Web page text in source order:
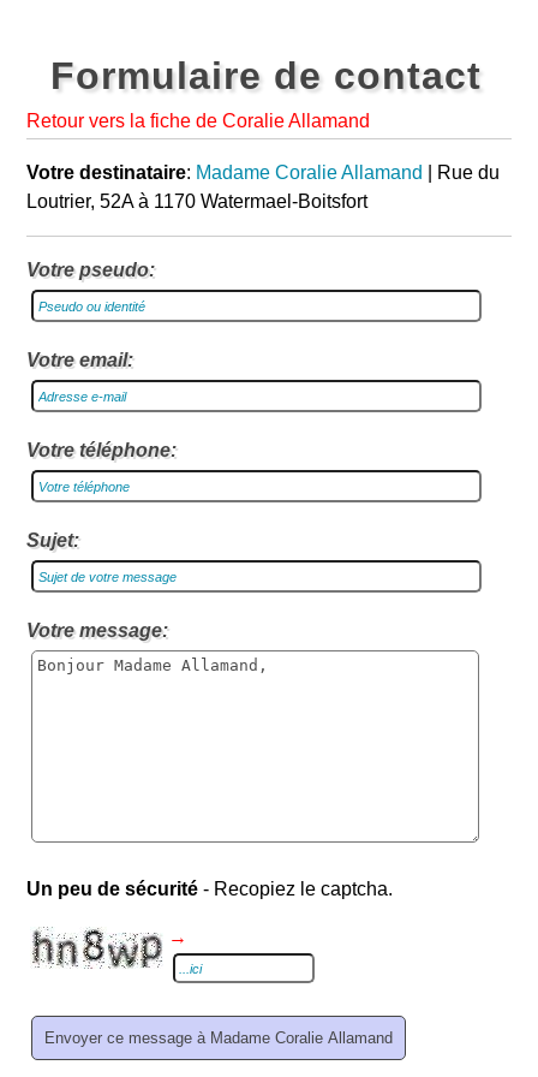
Formulaire de contact
Retour vers la fiche de Coralie Allamand
Votre destinataire: Madame Coralie Allamand
| Rue du
Loutrier, 52A à 1170 Watermael-Boitsfort
Votre pseudo:
Votre email:
Votre téléphone:
Sujet:
Votre message:
Un peu de sécurité - Recopiez le captcha.
→